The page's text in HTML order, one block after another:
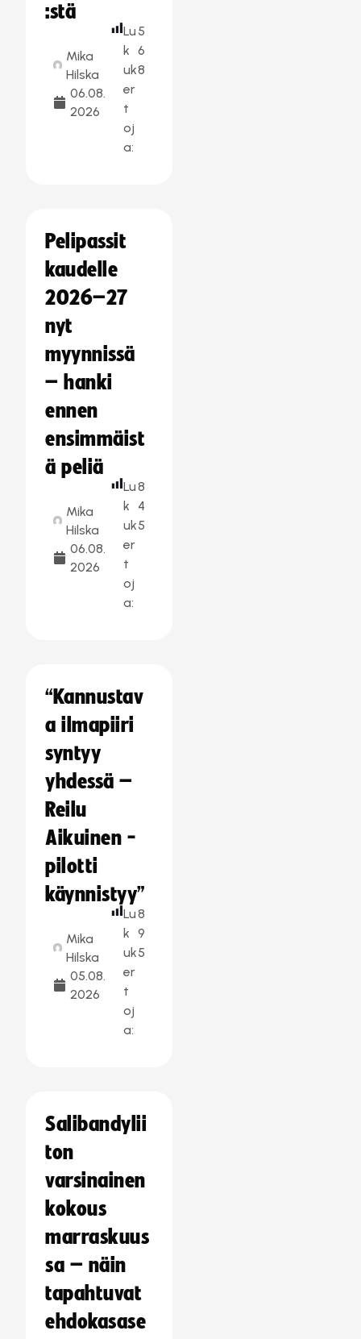
:stä
Mika
Hilska
06.08.
2026
Lu
k
uk
er
t
oj
a:
5
6
8
Pelipassit
kaudelle
2026–27
nyt
myynnissä
– hanki
ennen
ensimmäist
ä peliä
Mika
Hilska
06.08.
2026
Lu
k
uk
er
t
oj
a:
8
4
5
“Kannustav
a ilmapiiri
syntyy
yhdessä –
Reilu
Aikuinen -
pilotti
käynnistyy”
Mika
Hilska
05.08.
2026
Lu
k
uk
er
t
oj
a:
8
9
5
Salibandylii
ton
varsinainen
kokous
marraskuus
sa – näin
tapahtuvat
ehdokasase